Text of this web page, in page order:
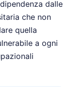
dalle
che non
quella
a ogni